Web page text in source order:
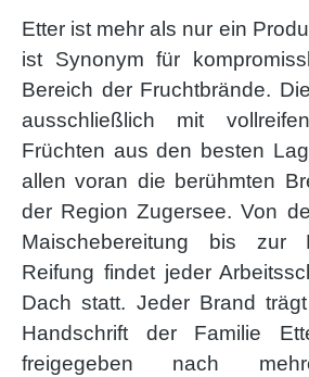
Etter ist mehr als nur ein
ist Synonym für
Bereich der Fruchtbrände.
ausschließlich mit
Früchten aus den besten
allen voran die berühmten
der Region Zugersee. Von
Maischebereitung bis zur
Reifung findet jeder
Dach statt. Jeder Brand
Handschrift der Familie
freigegeben nach